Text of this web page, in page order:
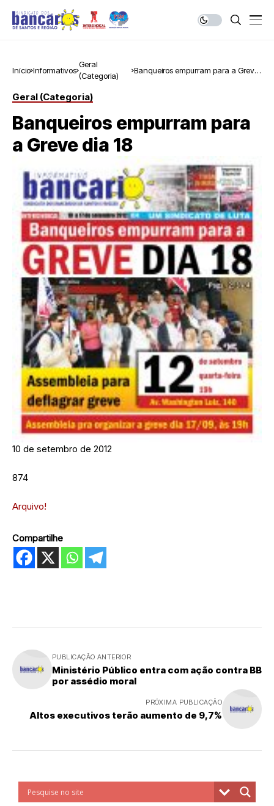
Início Informativos
Geral
(Categoria)
Banqueiros empurram para a Greve
Geral (Categoria)
Banqueiros empurram para
a Greve dia 18
10 de setembro de 2012
874
Arquivo!
Compartilhe
PUBLICAÇÃO ANTERIOR
Ministério Público entra com ação contra BB
por assédio moral
PRÓXIMA PUBLICAÇÃO
Altos executivos terão aumento de 9,7%